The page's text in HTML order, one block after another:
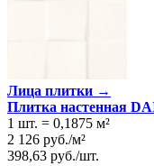
Лица плитки →
Плитка настенная
1 шт. = 0,1875 м²
2 126 руб./м²
398,63 руб./шт.